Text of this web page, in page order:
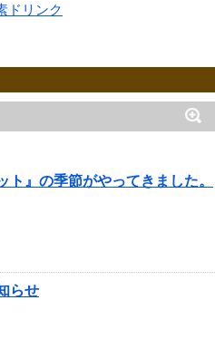
ドリンク
ト』の季節がやってきました。
らせ